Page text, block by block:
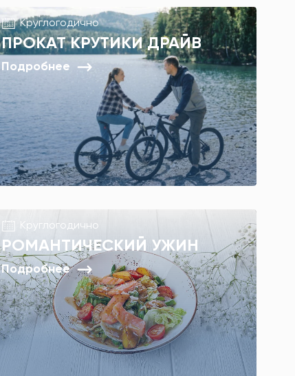
Круглогодично
ПРОКАТ КРУТИКИ ДРАЙВ
Подробнее
Круглогодично
РОМАНТИЧЕСКИЙ УЖИН
Подробнее